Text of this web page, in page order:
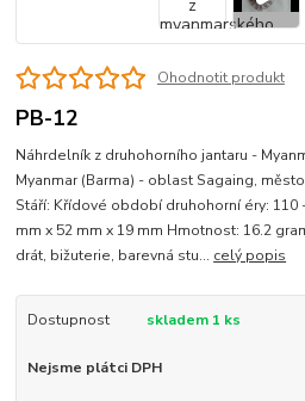
Ohodnotit produkt
PB-12
Náhrdelník z druhohorního jantaru -
Myanmar (Barma) - oblast Sagaing,
Stáří: Křídové období druhohorní éry: 110
mm x 52 mm x 19 mm Hmotnost: 16.2
drát, bižuterie, barevná stu... celý popis
Dostupnost skladem 1 ks
Nejsme plátci DPH